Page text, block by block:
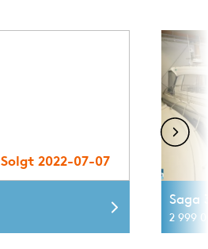
Solgt 2022-07-07
Saga
2 999